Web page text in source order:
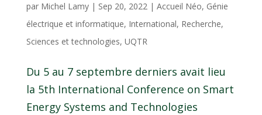
par Michel Lamy| Sep 20, 2022| Accueil Néo, Génie
électrique et informatique, International, Recherche,
Sciences et technologies, UQTR
Du 5 au 7 septembre derniers avait lieu
la 5th International Conference on Smart
Energy Systems and Technologies